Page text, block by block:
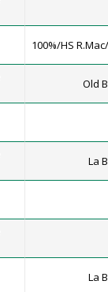
100%/HS
Old
La
La